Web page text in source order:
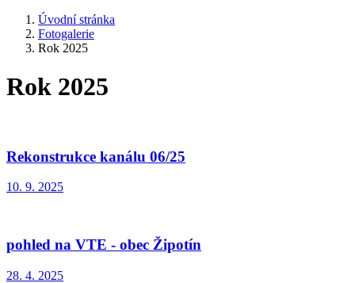
Úvodní stránka
Fotogalerie
Rok 2025
Rok 2025
Rekonstrukce kanálu 06/25
10. 9. 2025
pohled na VTE - obec Žipotín
28. 4. 2025